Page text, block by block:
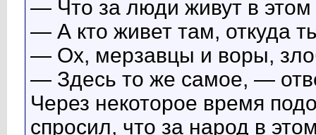
— Что за люди живут в этом
— А кто живет там, откуда
— Ох, мерзавцы и воры,
— Здесь то же самое, —
Через некоторое время
спросил, что за народ в